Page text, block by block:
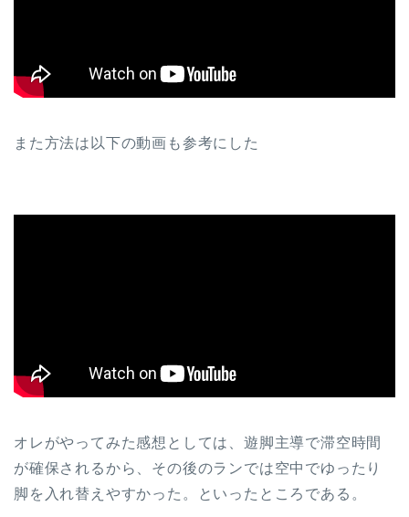
また方法は以下の動画も参考にした
オレがやってみた感想としては、遊脚主導で滞空時間
が確保されるから、その後のランでは空中でゆったり
脚を入れ替えやすかった。といったところである。